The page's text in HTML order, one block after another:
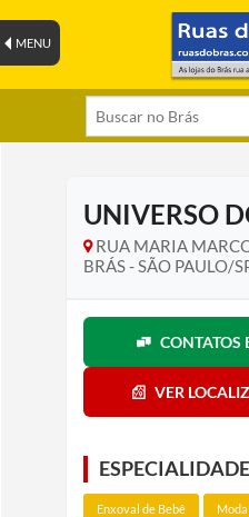
MENU
UNIVERSO
RUA MARIA
BRÁS - SÃO PAULO/
CONTATOS
VER
Enxoval de Bebê